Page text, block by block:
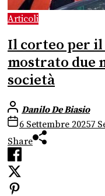
Articoli
Il corteo per il
mostrato due
società
Danilo De Biasio
6 Settembre 20257
Share